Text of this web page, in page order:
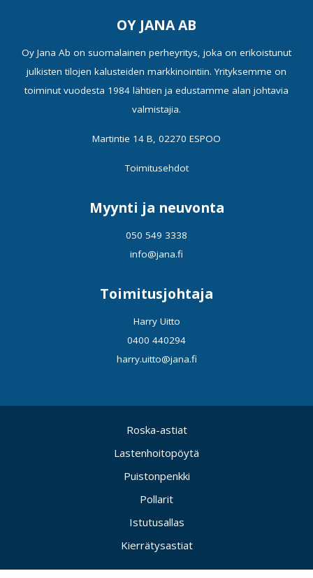
OY JANA AB
Oy Jana Ab on suomalainen perheyritys, joka on erikoistunut
julkisten tilojen kalusteiden markkinointiin. Yrityksemme on
toiminut vuodesta 1984 lähtien ja edustamme alan johtavia
valmistajia.
Martintie 14 B, 02270 ESPOO
Toimitusehdot
Myynti ja neuvonta
050 549 3338
info@jana.fi
Toimitusjohtaja
Harry Uitto
0400 440294
harry.uitto@jana.fi
Roska-astiat
Lastenhoitopöytä
Puistonpenkki
Pollarit
Istutusallas
Kierrätysastiat